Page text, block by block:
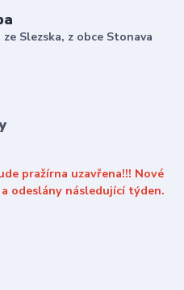
Slezska, z obce Stonava
pražírna uzavřena!!! Nové
odeslány následující týden.